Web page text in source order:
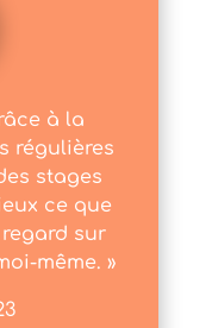
à la
régulières
stages
ce que
sur
même. »